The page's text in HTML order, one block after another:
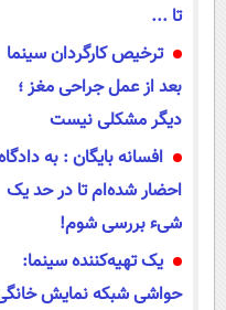
تا ...
ترخیص کارگردان سینما
بعد از عمل جراحی مغز ؛
دیگر مشکلی نیست
افسانه بایگان : به
احضار شده‌ام تا در حد یک
شیء بررسی شوم!
یک تهیه‌کننده سینما:
حواشی شبکه نمایش